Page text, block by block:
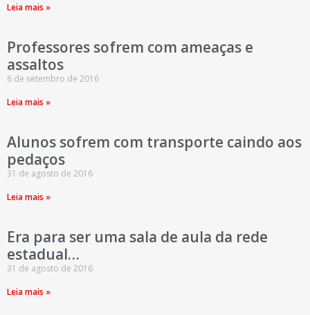
Leia mais »
Professores sofrem com ameaças e
assaltos
6 de setembro de 2016
Leia mais »
Alunos sofrem com transporte caindo aos
pedaços
31 de agosto de 2016
Leia mais »
Era para ser uma sala de aula da rede
estadual…
31 de agosto de 2016
Leia mais »